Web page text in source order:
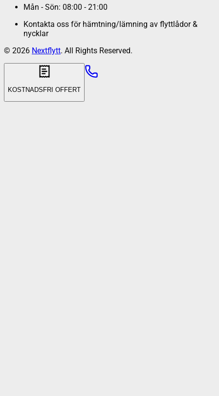
Mån - Sön: 08:00 - 21:00
Kontakta oss för hämtning/lämning av flyttlådor &
nycklar
© 2026 Nextflytt. All Rights Reserved.
KOSTNADSFRI OFFERT